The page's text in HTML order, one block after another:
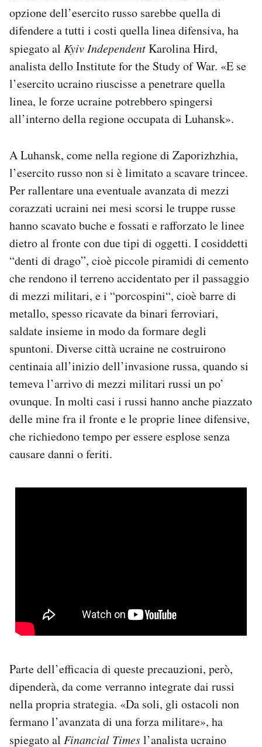
opzione dell’esercito russo sarebbe quella di
difendere a tutti i costi quella linea difensiva, ha
spiegato al Kyiv IndependentKarolina Hird,
analista dello Institute for the Study of War. «E se
l’esercito ucraino riuscisse a penetrare quella
linea, le forze ucraine potrebbero spingersi
all’interno della regione occupata di Luhansk».
A Luhansk, come nella regione di Zaporizhzhia,
l’esercito russo non si è limitato a scavare trincee.
Per rallentare una eventuale avanzata di mezzi
corazzati ucraini nei mesi scorsi le truppe russe
hanno scavato buche e fossati e rafforzato le linee
dietro al fronte con due tipi di oggetti. I cosiddetti
“denti di drago”, cioè piccole piramidi di cemento
che rendono il terreno accidentato per il passaggio
di mezzi militari, e i “porcospini“, cioè barre di
metallo, spesso ricavate da binari ferroviari,
saldate insieme in modo da formare degli
spuntoni. Diverse città ucraine ne costruirono
centinaia all’inizio dell’invasione russa, quando si
temeva l’arrivo di mezzi militari russi un po’
ovunque. In molti casi i russi hanno anche piazzato
delle mine fra il fronte e le proprie linee difensive,
che richiedono tempo per essere esplose senza
causare danni o feriti.
Parte dell’efficacia di queste precauzioni, però,
dipenderà, da come verranno integrate dai russi
nella propria strategia. «Da soli, gli ostacoli non
fermano l’avanzata di una forza militare», ha
spiegato al Financial Timesl’analista ucraino